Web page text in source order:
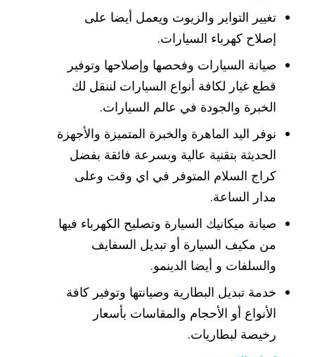
تغيير التواير والزيوت ويعمل أيضا على
إصلاح كهرباء السيارات.
صيانة السيارات وفحصها وإصلاحها وتوفير
قطع غيار لكافة أنواع السيارات لننقل لك
الخبرة والجودة في عالم السيارات.
نوفر اليد الماهرة والخبرة المتميزة والأجهزة
الحديثة بتقنية عالية وبسرعة فائقة بفضل
كراج السلام المتوفر في اي وقت وعلى
مدار الساعة.
صيانة ميكانيك السيارة وتصليح الكهرباء فيها
من مكيف السيارة أو تبديل السفايف
والسلفات و أيضا الدينمو.
خدمة تبديل البطارية وصيانتها وتوفير كافة
الأنواع أو الأحجام والمقاسات بأسعار
رخيصة لبطاريات.